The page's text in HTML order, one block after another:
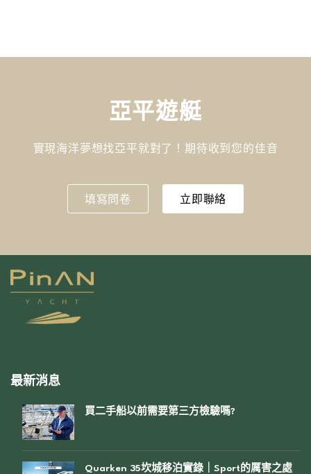
亞平遊艇
實現海洋夢想找亞平就對了！期待收到您的佳音
填寫問卷 立即聯絡
最新消息
買二手船以前需要第三方檢驗嗎?
Quarken 35坎城移泊實錄｜Sport的厲害之處